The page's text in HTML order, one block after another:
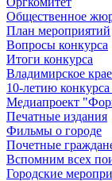
Общественное
План мероприятий
Вопросы конкурса
Итоги конкурса
Владимирское
10-летию
Медиапроект
Печатные издания
Фильмы о городе
Почетные
Вспомним всех
Городские